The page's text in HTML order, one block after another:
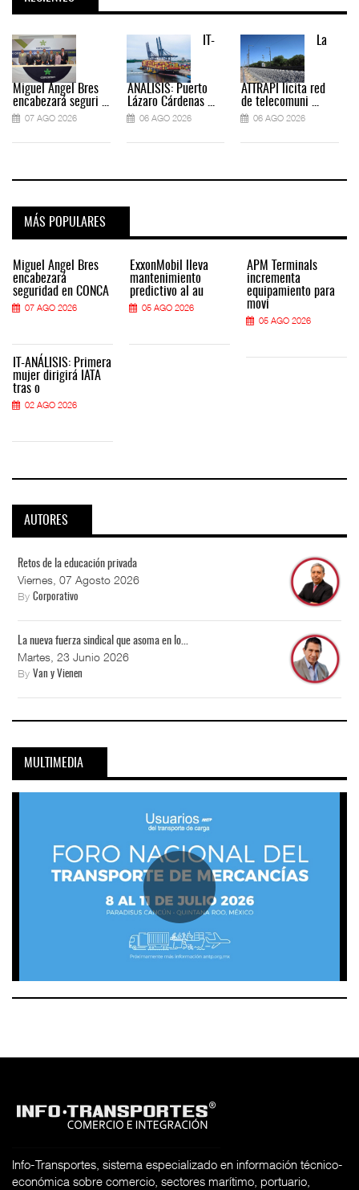
Miguel Ángel Bres
encabezará seguri ...
07 AGO 2026
IT-
ANÁLISIS: Puerto
Lázaro Cárdenas ...
06 AGO 2026
La
ATTRAPI licita red
de telecomuni ...
06 AGO 2026
MÁS POPULARES
Miguel Ángel Bres
encabezará
seguridad en CONCA
07 AGO 2026
IT-ANÁLISIS: Primera
mujer dirigirá IATA
tras o
02 AGO 2026
ExxonMobil lleva
mantenimiento
predictivo al au
05 AGO 2026
APM Terminals
incrementa
equipamiento para
movi
05 AGO 2026
AUTORES
Retos de la educación privada
Viernes, 07 Agosto 2026
By Corporativo
La nueva fuerza sindical que asoma en lo...
Martes, 23 Junio 2026
By Van y Vienen
MULTIMEDIA
Info-Transportes, sistema especializado en información técnico-
económica sobre comercio, sectores marítimo, portuario,